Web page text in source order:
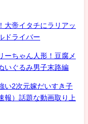
大帝イタチにラリアッ
ドライバー
ちゃん人形！豆腐メ
いぐるみ男子末路編
い2次元嫁だいすき子
報）話題な動画取り上